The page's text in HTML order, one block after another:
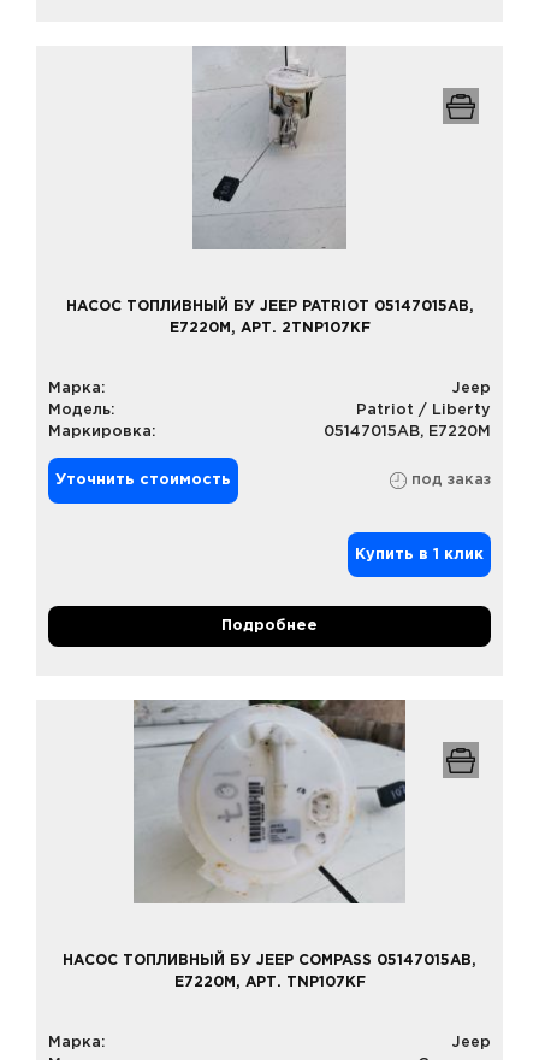
НАСОС ТОПЛИВНЫЙ БУ JEEP PATRIOT 05147015AB,
E7220M, АРТ. 2TNP107KF
Марка:
Jeep
Модель:
Patriot / Liberty
Маркировка:
05147015AB, E7220M
Уточнить стоимость под заказ
Купить в 1 клик
Подробнее
НАСОС ТОПЛИВНЫЙ БУ JEEP COMPASS 05147015AB,
E7220M, АРТ. TNP107KF
Марка:
Jeep